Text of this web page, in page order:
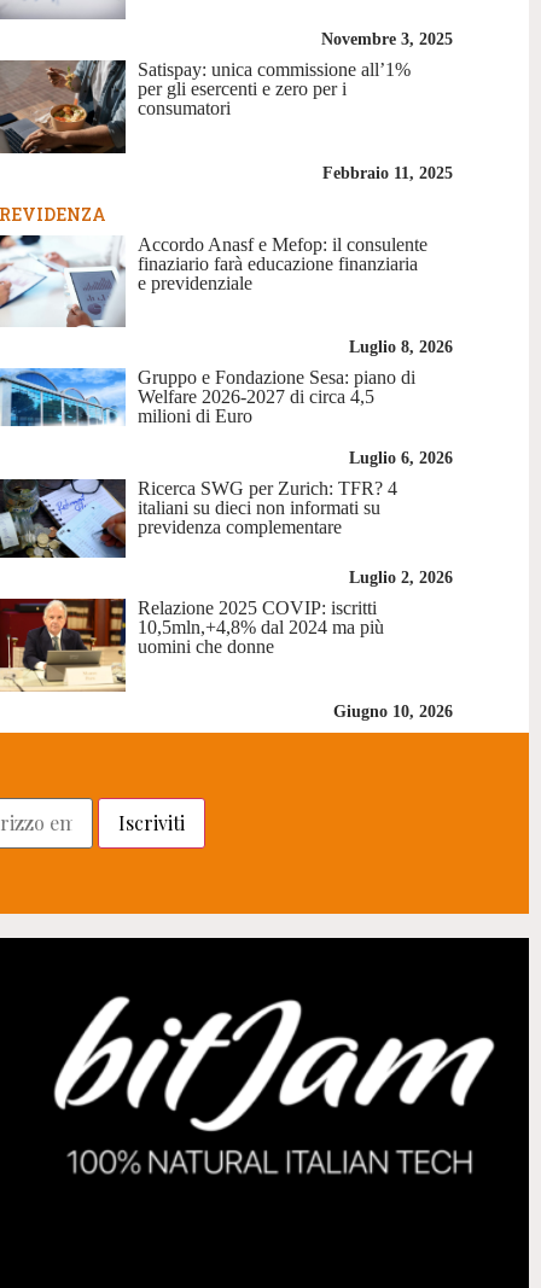
Novembre 3, 2025
Satispay: unica commissione all’1%
per gli esercenti e zero per i
consumatori
Febbraio 11, 2025
Accordo Anasf e Mefop: il consulente
finaziario farà educazione finanziaria
e previdenziale
Luglio 8, 2026
Gruppo e Fondazione Sesa: piano di
Welfare 2026-2027 di circa 4,5
milioni di Euro
Luglio 6, 2026
Ricerca SWG per Zurich: TFR? 4
italiani su dieci non informati su
previdenza complementare
Luglio 2, 2026
Relazione 2025 COVIP: iscritti
10,5mln,+4,8% dal 2024 ma più
uomini che donne
Giugno 10, 2026